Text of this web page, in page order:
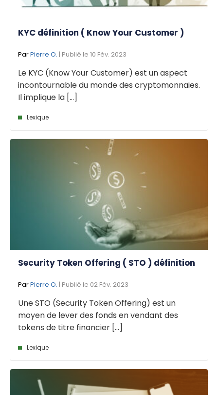
KYC définition ( Know Your Customer )
ParPierre O. | Publié le 10 Fév. 2023
Le KYC (Know Your Customer) est un aspect
incontournable du monde des cryptomonnaies.
Il implique la [...]
Lexique
Security Token Offering ( STO ) définition
ParPierre O. | Publié le 02 Fév. 2023
Une STO (Security Token Offering) est un
moyen de lever des fonds en vendant des
tokens de titre financier [...]
Lexique